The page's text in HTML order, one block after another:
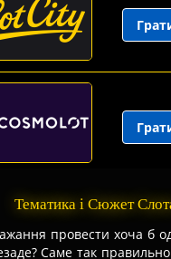
Тематика і Сюжет
провести хоча б
Саме так